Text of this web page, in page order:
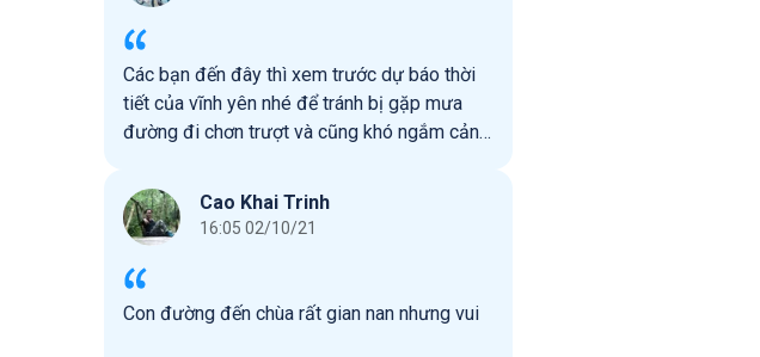
Các bạn đến đây thì xem trước dự báo thời
tiết của vĩnh yên nhé để tránh bị gặp mưa
đường đi chơn trượt và cũng khó ngắm cảnh.
vui vẻ.
Cao Khai Trinh
16:05 02/10/21
Con đường đến chùa rất gian nan nhưng vui